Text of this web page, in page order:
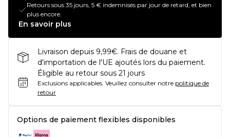
Retours sous 35 jours, 5 € indemnisés par jour de retard, et bien
plus encore.
En savoir plus
Livraison depuis 9,99€. Frais de douane et
d'importation de l'UE ajoutés lors du paiement.
Éligible au retour sous 21 jours
Exclusions applicables. Veuillez consulter notre politique de
retour
Options de paiement flexibles disponibles